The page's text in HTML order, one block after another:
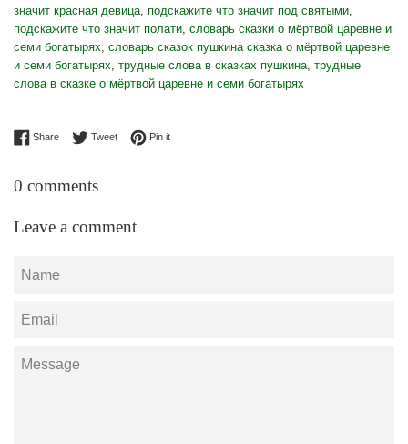
значит красная девица подскажите что значит под святыми
подскажите что значит полати словарь сказки о мёртвой царевне и
семи богатырях словарь сказок пушкина сказка о мёртвой царевне
и семи богатырях трудные слова в сказках пушкина трудные
слова в сказке о мёртвой царевне и семи богатырях
ShareShare on Facebook
TweetTweet on Twitter
Pin itPin on Pinterest
0 comments
Leave a comment
Name
Email
Message